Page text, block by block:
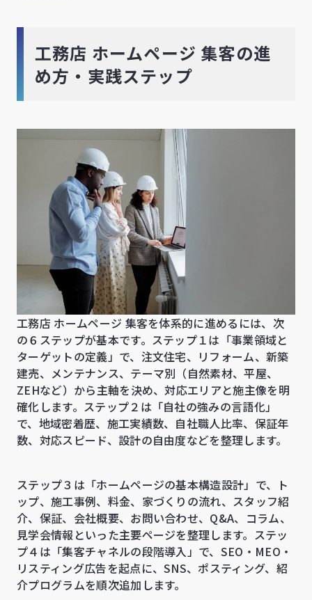
工務店 ホームページ 集客の進
め方・実践ステップ
工務店 ホームページ 集客を体系的に進めるには、次
の６ステップが基本です。ステップ１は「事業領域と
ターゲットの定義」で、注文住宅、リフォーム、新築
建売、メンテナンス、テーマ別（自然素材、平屋、
ZEHなど）から主軸を決め、対応エリアと施主像を明
確化します。ステップ２は「自社の強みの言語化」
で、地域密着歴、施工実績数、自社職人比率、保証年
数、対応スピード、設計の自由度などを整理します。
ステップ３は「ホームページの基本構造設計」で、ト
ップ、施工事例、料金、家づくりの流れ、スタッフ紹
介、保証、会社概要、お問い合わせ、Q&A、コラム、
見学会情報といった主要ページを整理します。ステッ
プ４は「集客チャネルの段階導入」で、SEO・MEO・
リスティング広告を起点に、SNS、ポスティング、紹
介プログラムを順次追加します。